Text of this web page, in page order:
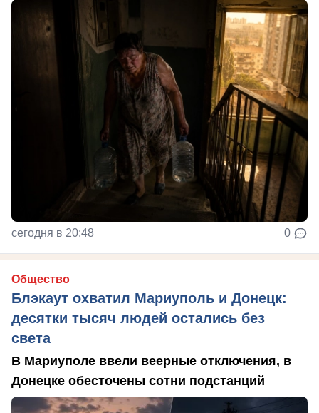
сегодня в 20:48 0
Общество
Блэкаут охватил Мариуполь и Донецк:
десятки тысяч людей остались без
света
В Мариуполе ввели веерные отключения, в
Донецке обесточены сотни подстанций